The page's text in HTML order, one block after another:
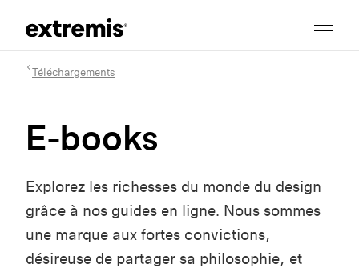
Téléchargements
E-books
Explorez les richesses du monde du design
grâce à nos guides en ligne. Nous sommes
une marque aux fortes convictions,
désireuse de partager sa philosophie, et